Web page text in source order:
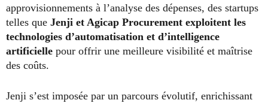
approvisionnements à l’analyse des dépenses, des startups
telles que Jenji et Agicap Procurement exploitent les
technologies d’automatisation et d’intelligence
artificielle pour offrir une meilleure visibilité et maîtrise
des coûts.
Jenji s’est imposée par un parcours évolutif, enrichissant